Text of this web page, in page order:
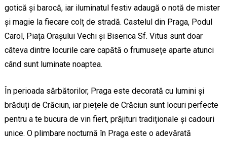
gotică și barocă, iar iluminatul festiv adaugă o notă de mister
și magie la fiecare colț de stradă. Castelul din Praga, Podul
Carol, Piața Orașului Vechi și Biserica Sf. Vitus sunt doar
câteva dintre locurile care capătă o frumusețe aparte atunci
când sunt luminate noaptea.
În perioada sărbătorilor, Praga este decorată cu lumini și
brăduți de Crăciun, iar piețele de Crăciun sunt locuri perfecte
pentru a te bucura de vin fiert, prăjituri tradiționale și cadouri
unice. O plimbare nocturnă în Praga este o adevărată